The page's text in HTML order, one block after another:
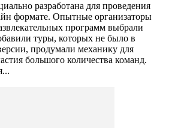
разработана для проведения
формате. Опытные организаторы
программ выбрали
туры, которых не было в
продумали механику для
большого количества команд.